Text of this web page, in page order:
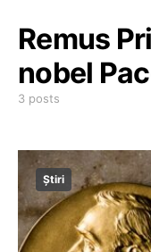
Remus
nobel
3 posts
Știri